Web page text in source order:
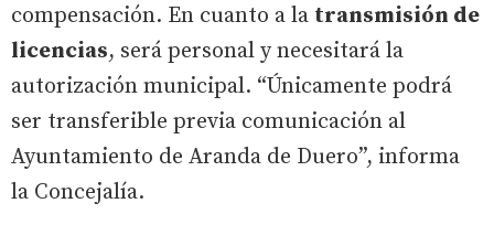
compensación. En cuanto a la transmisión de
licencias, será personal y necesitará la
autorización municipal. “Únicamente podrá
ser transferible previa comunicación al
Ayuntamiento de Aranda de Duero”, informa
la Concejalía.